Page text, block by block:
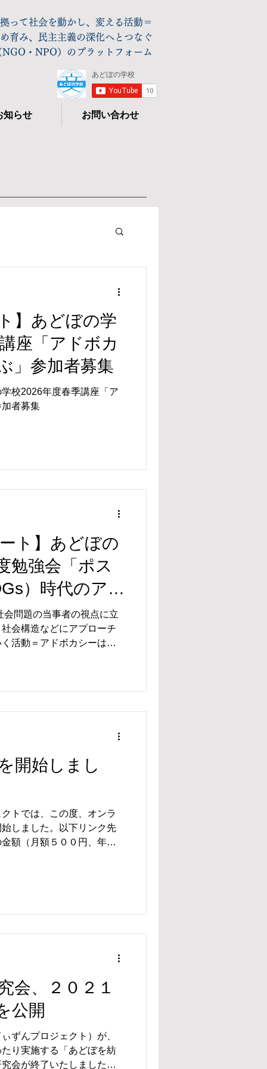
って社会を動かし、変える活動＝
育み、民主主義の深化へとつなぐ
NGO・NPO）のプラットフォーム
知らせ お問い合わせ
】あどぼの学
座「アドボカ
」参加者募集
学校2026年度春季講座「ア
加者募集
ト】あどぼの
勉強会「ポス
）時代のア
社会のあり方
ご案内
問題の当事者の視点に立
会構造などにアプローチ
活動＝アドボカシーは、
開始しまし
トでは、この度、オンラ
しました。以下リンク先
額（月額５００円、年額
会、２０２１
公開
ずんプロジェクト）が、
り実施する「あどぼを紡
会が終了いたしましたの